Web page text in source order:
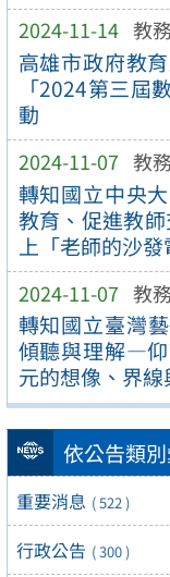
2024-11-14 教
高雄市政府教
「2024第三屆
動
2024-11-07 教
轉知國立中央
教育、促進教
上「老師的沙發
2024-11-07 教
轉知國立臺灣
傾聽與理解—
元的想像、界線
依公告類
重要消息 ( 522 )
行政公告 ( 300 )